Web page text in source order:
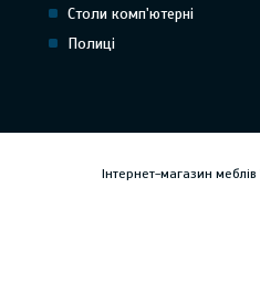
Столи комп'ютерні
Полиці